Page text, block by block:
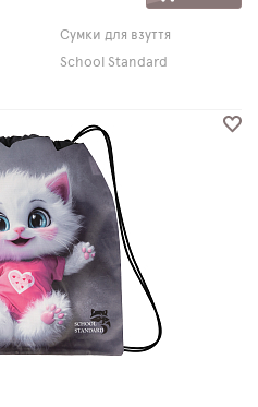
Сумки для взуття
School Standard